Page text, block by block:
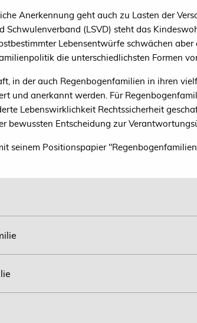
Anerkennung geht auch zu Lasten der
Schwulenverband (LSVD) steht das
Lebensentwürfe schwächen
die unterschiedlichsten Formen
in der auch Regenbogenfamilien in ihren
und anerkannt werden. Für
Lebenswirklichkeit Rechtssicherheit
bewussten Entscheidung zur
seinem Positionspapier